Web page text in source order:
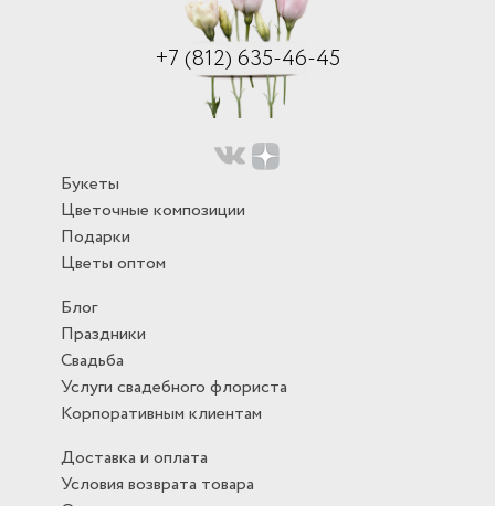
+7 (812) 635-46-45
Букеты
Цветочные композиции
Подарки
Цветы оптом
Блог
Праздники
Свадьба
Услуги свадебного флориста
Корпоративным клиентам
Доставка и оплата
Условия возврата товара